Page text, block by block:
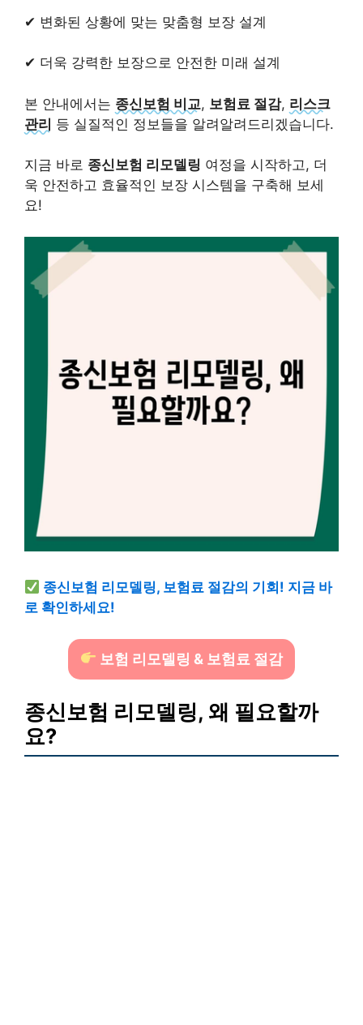
✔ 변화된 상황에 맞는 맞춤형 보장 설계
✔ 더욱 강력한 보장으로 안전한 미래 설계
본 안내에서는 종신보험 비교, 보험료 절감, 리스크
관리 등 실질적인 정보들을 알려알려드리겠습니다.
지금 바로 종신보험 리모델링 여정을 시작하고, 더
욱 안전하고 효율적인 보장 시스템을 구축해 보세
요!
종신보험 리모델링, 보험료 절감의 기회! 지금 바
로 확인하세요!
보험 리모델링 & 보험료 절감
종신보험 리모델링, 왜 필요할까
요?